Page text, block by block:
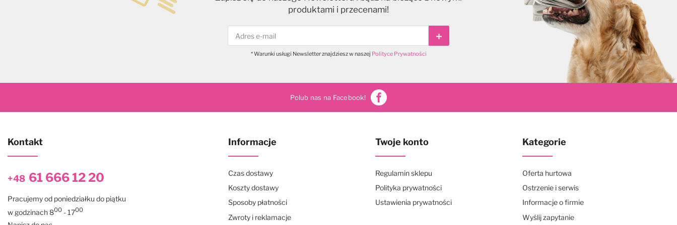
produktami i przecenami!
Subskrybuj
* Warunki usługi Newsletter znajdziesz w naszej Polityce Prywatności
Polub nas na Facebook!
Kontakt
+48 61 666 12 20
Pracujemy od poniedziałku do piątku
w godzinach 800 - 1700
Informacje
Czas dostawy
Koszty dostawy
Sposoby płatności
Zwroty i reklamacje
Twoje konto
Regulamin sklepu
Polityka prywatności
Ustawienia prywatności
Kategorie
Oferta hurtowa
Ostrzenie i serwis
Informacje o firmie
Wyślij zapytanie